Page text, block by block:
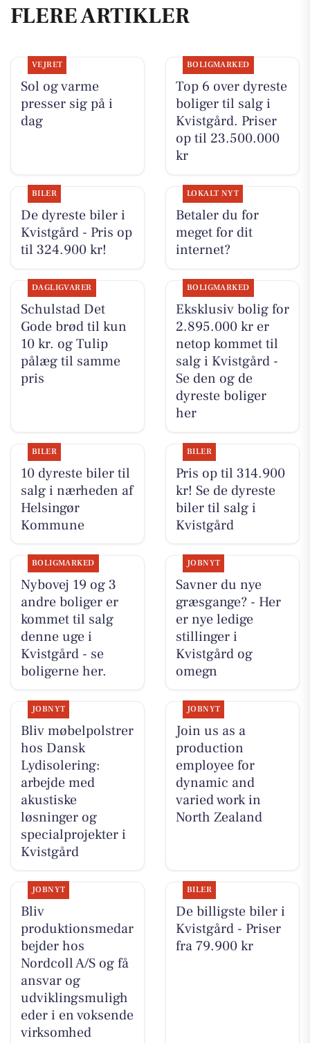
FLERE ARTIKLER
VEJRET
Sol og varme
presser sig på i
dag
BOLIGMARKED
Top 6 over dyreste
boliger til salg i
Kvistgård. Priser
op til 23.500.000
kr
BILER
De dyreste biler i
Kvistgård - Pris op
til 324.900 kr!
LOKALT NYT
Betaler du for
meget for dit
internet?
DAGLIGVARER
Schulstad Det
Gode brød til kun
10 kr. og Tulip
pålæg til samme
pris
BOLIGMARKED
Eksklusiv bolig for
2.895.000 kr er
netop kommet til
salg i Kvistgård -
Se den og de
dyreste boliger
her
BILER
10 dyreste biler til
salg i nærheden af
Helsingør
Kommune
BILER
Pris op til 314.900
kr! Se de dyreste
biler til salg i
Kvistgård
BOLIGMARKED
Nybovej 19 og 3
andre boliger er
kommet til salg
denne uge i
Kvistgård - se
boligerne her.
JOBNYT
Savner du nye
græsgange? - Her
er nye ledige
stillinger i
Kvistgård og
omegn
JOBNYT
Bliv møbelpolstrer
hos Dansk
Lydisolering:
arbejde med
akustiske
løsninger og
specialprojekter i
Kvistgård
JOBNYT
Join us as a
production
employee for
dynamic and
varied work in
North Zealand
JOBNYT
Bliv
produktionsmedar
bejder hos
Nordcoll A/S og få
ansvar og
udviklingsmuligh
eder i en voksende
virksomhed
BILER
De billigste biler i
Kvistgård - Priser
fra 79.900 kr